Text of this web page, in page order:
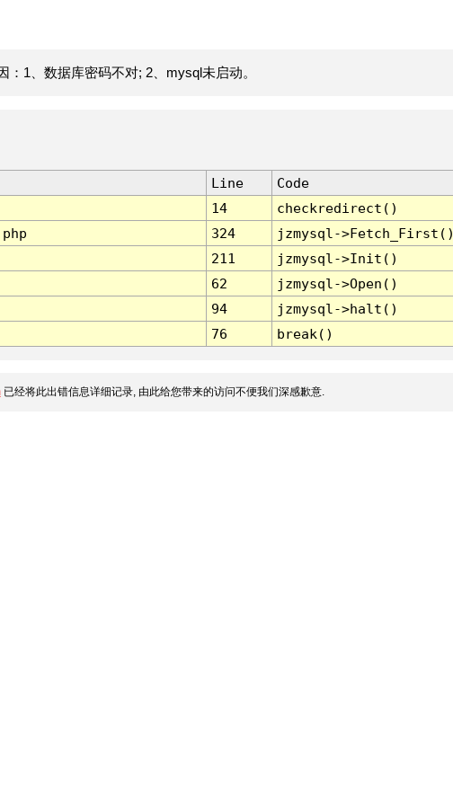
1、数据库密码不对; 2、mysql未启动。
Line
Code
14
checkredirect()
324
jzmysql-
211
jzmysql->Init()
62
jzmysql->Open()
94
jzmysql->halt()
76 break()
已经将此出错信息详细记录, 由此给您带来的访问不便我们深感歉意.